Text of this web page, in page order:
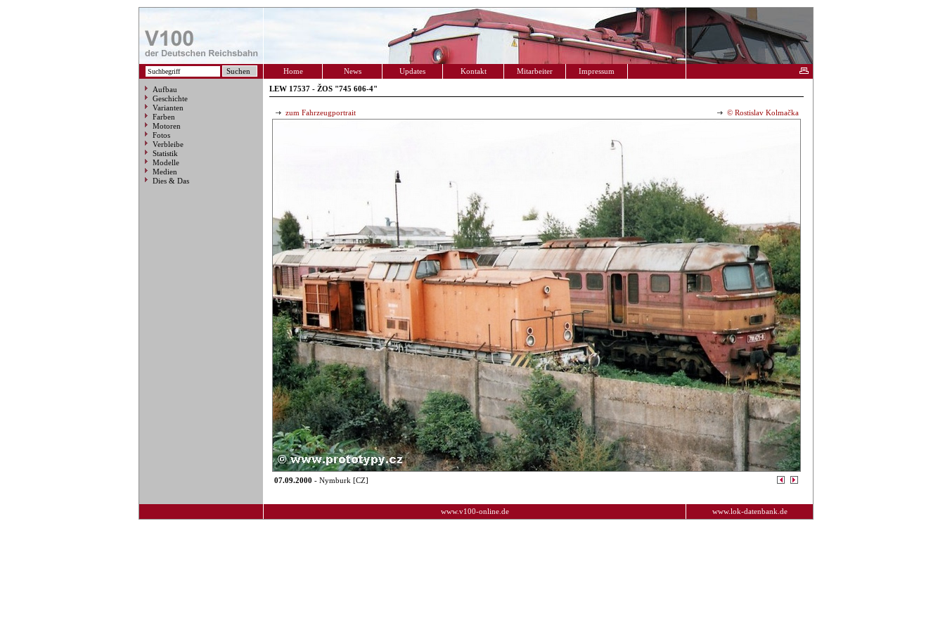
Home News Updates Kontakt Mitarbeiter Impressum
Aufbau
Geschichte
Varianten
Farben
Motoren
Fotos
Verbleibe
Statistik
Modelle
Medien
Dies & Das
LEW 17537 - ŽOS "745 606-4"
zum Fahrzeugportrait © Rostislav Kolmačka
07.09.2000 - Nymburk [CZ]
www.v100-online.de www.lok-datenbank.de